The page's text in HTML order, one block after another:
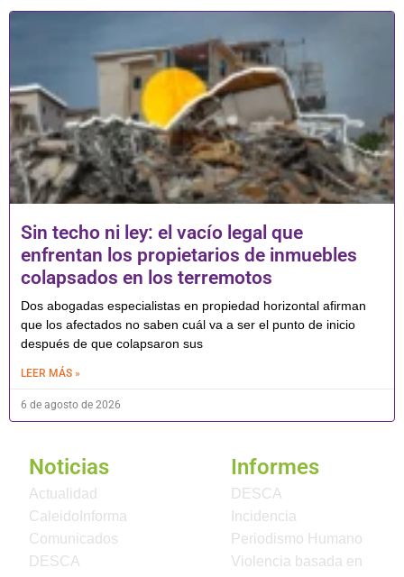
Sin techo ni ley: el vacío legal que
enfrentan los propietarios de inmuebles
colapsados en los terremotos
Dos abogadas especialistas en propiedad horizontal afirman
que los afectados no saben cuál va a ser el punto de inicio
después de que colapsaron sus
LEER MÁS »
6 de agosto de 2026
Noticias
Actualidad
CaleidoInforma
Comunicados
DESCA
Informes
DESCA
Incidencia
Periodismo Humano
Violencia basada en